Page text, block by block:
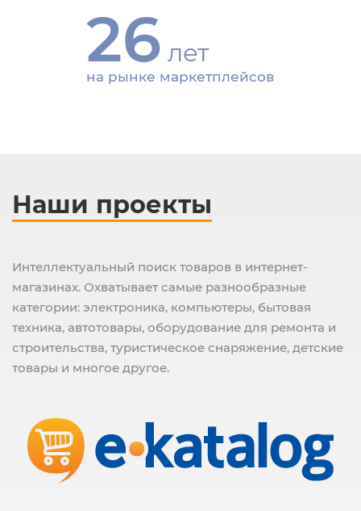
26 лет
на рынке маркетплейсов
Наши проекты
Интеллектуальный поиск товаров в интернет-
магазинах. Охватывает самые разнообразные
категории: электроника, компьютеры, бытовая
техника, автотовары, оборудование для ремонта и
строительства, туристическое снаряжение, детские
товары и многое другое.